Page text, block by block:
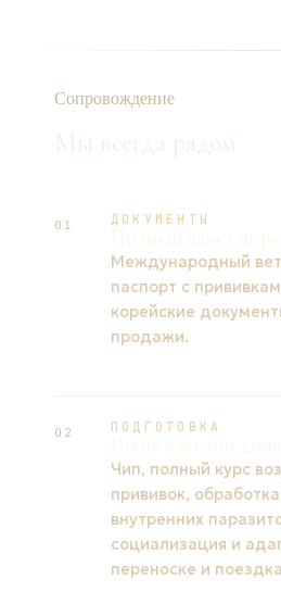
Сопровождение
Мы всегда рядом
01 ДОКУМЕНТЫ
Международный
паспорт с
корейские
продажи.
02 ПОДГОТОВКА
Чип, полный курс
прививок,
внутренних
социализация и
переноске и